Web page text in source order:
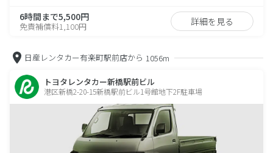
6時間まで5,500円
免責補償料1,100円 詳細を見る
日産レンタカー有楽町駅前店から 1056m
トヨタレンタカー新橋駅前ビル
港区新橋2-20-15新橋駅前ビル1号館地下2F駐車場